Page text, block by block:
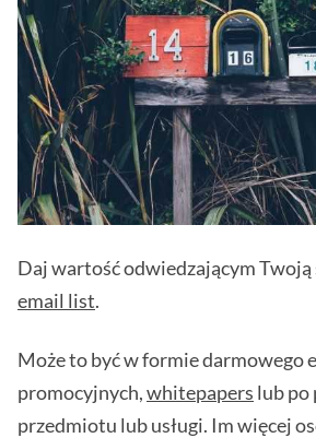
Daj wartość odwiedzającym
email list.
Może to być w formie darmowego
promocyjnych,whitepapers lub po
przedmiotu lub usługi. Im więcej